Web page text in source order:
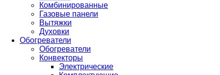
Комбинированные
Газовые панели
Вытяжки
Духовки
Обогреватели
Обогреватели
Конвекторы
Электрические